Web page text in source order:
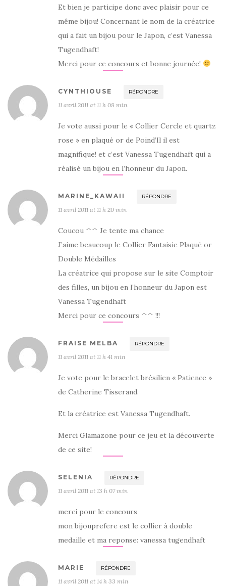
Et bien je participe donc avec plaisir pour ce
même bijou! Concernant le nom de la créatrice
qui a fait un bijou pour le Japon, c’est Vanessa
Tugendhaft!
Merci pour ce concours et bonne journée!
CYNTHIOUSE RÉPONDRE
11 avril 2011 at 11 h 08 min
Je vote aussi pour le « Collier Cercle et quartz
rose » en plaqué or de Poind’Il il est
magnifique! et c’est Vanessa Tugendhaft qui a
réalisé un bijou en l’honneur du Japon.
MARINE_KAWAII RÉPONDRE
11 avril 2011 at 11 h 20 min
Coucou ^^ Je tente ma chance
J’aime beaucoup le Collier Fantaisie Plaqué or
Double Médailles
La créatrice qui propose sur le site Comptoir
des filles, un bijou en l’honneur du Japon est
Vanessa Tugendhaft
Merci pour ce concours ^^ !!!
FRAISE MELBA RÉPONDRE
11 avril 2011 at 11 h 41 min
Je vote pour le bracelet brésilien « Patience »
de Catherine Tisserand.
Et la créatrice est Vanessa Tugendhaft.
Merci Glamazone pour ce jeu et la découverte
de ce site!
SELENIA RÉPONDRE
11 avril 2011 at 13 h 07 min
merci pour le concours
mon bijouprefere est le collier à double
medaille et ma reponse: vanessa tugendhaft
MARIE RÉPONDRE
11 avril 2011 at 14 h 33 min